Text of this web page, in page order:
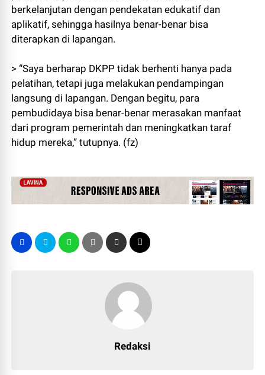
berkelanjutan dengan pendekatan edukatif dan
aplikatif, sehingga hasilnya benar-benar bisa
diterapkan di lapangan.
> “Saya berharap DKPP tidak berhenti hanya pada
pelatihan, tetapi juga melakukan pendampingan
langsung di lapangan. Dengan begitu, para
pembudidaya bisa benar-benar merasakan manfaat
dari program pemerintah dan meningkatkan taraf
hidup mereka,” tutupnya. (fz)
Redaksi